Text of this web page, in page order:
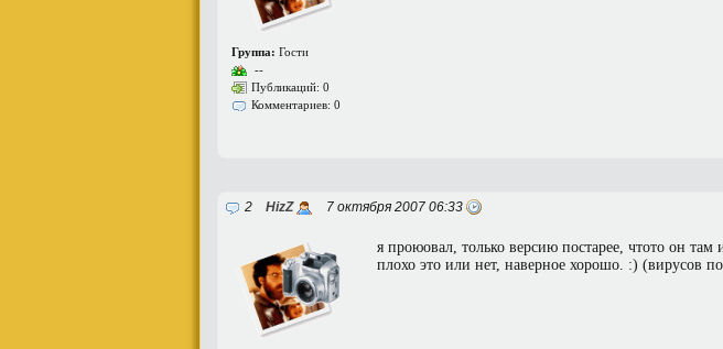
Группа: Гости
--
Публикаций: 0
Комментариев: 0
2 HizZ 7 октября 2007 06:33
я проюовал, только версию постарее, чтото он
плохо это или нет, наверное хорошо. :) (вирусов